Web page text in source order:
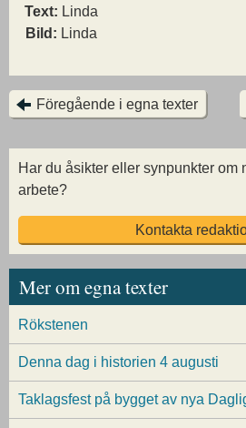
Text: Linda
Bild: Linda
Föregående i egna texter
Har du åsikter eller synpunkter om
arbete?
Kontakta
Mer om egna texter
Rökstenen
Denna dag i historien 4 augusti
Taklagsfest på bygget av nya